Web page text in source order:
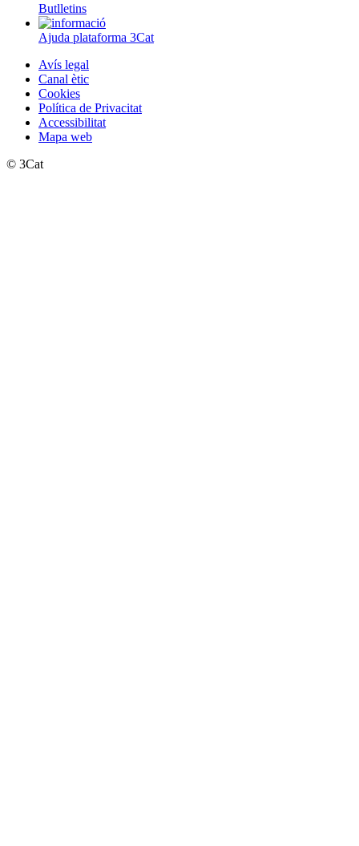
Butlletins
Ajuda plataforma 3Cat
Avís legal
Canal ètic
Cookies
Política de Privacitat
Accessibilitat
Mapa web
© 3Cat